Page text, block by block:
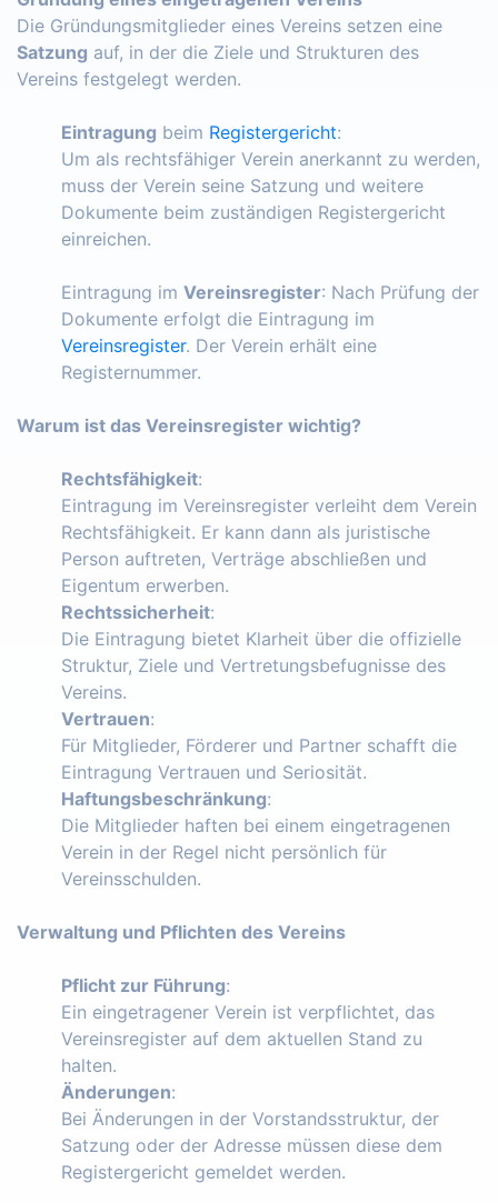
Die Gründungsmitglieder eines Vereins setzen eine
Satzung auf, in der die Ziele und Strukturen des
Vereins festgelegt werden.
Eintragung beim Registergericht:
Um als rechtsfähiger Verein anerkannt zu werden,
muss der Verein seine Satzung und weitere
Dokumente beim zuständigen Registergericht
einreichen.
Eintragung im Vereinsregister: Nach Prüfung der
Dokumente erfolgt die Eintragung im
Vereinsregister. Der Verein erhält eine
Registernummer.
Warum ist das Vereinsregister wichtig?
Rechtsfähigkeit:
Eintragung im Vereinsregister verleiht dem Verein
Rechtsfähigkeit. Er kann dann als juristische
Person auftreten, Verträge abschließen und
Eigentum erwerben.
Rechtssicherheit:
Die Eintragung bietet Klarheit über die offizielle
Struktur, Ziele und Vertretungsbefugnisse des
Vereins.
Vertrauen:
Für Mitglieder, Förderer und Partner schafft die
Eintragung Vertrauen und Seriosität.
Haftungsbeschränkung:
Die Mitglieder haften bei einem eingetragenen
Verein in der Regel nicht persönlich für
Vereinsschulden.
Verwaltung und Pflichten des Vereins
Pflicht zur Führung:
Ein eingetragener Verein ist verpflichtet, das
Vereinsregister auf dem aktuellen Stand zu
halten.
Änderungen:
Bei Änderungen in der Vorstandsstruktur, der
Satzung oder der Adresse müssen diese dem
Registergericht gemeldet werden.